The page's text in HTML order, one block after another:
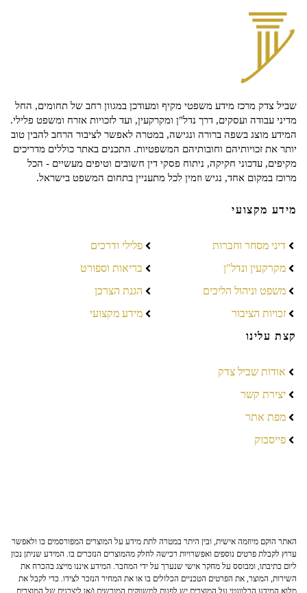
שביל צדק מרכז מידע משפטי מקיף ומעודכן במגוון רחב של תחומים, החל
מדיני עבודה ועסקים, דרך נדל"ן ומקרקעין, ועד לזכויות אזרח ומשפט פלילי.
המידע מוצג בשפה ברורה ונגישה, במטרה לאפשר לציבור הרחב להבין טוב
יותר את זכויותיהם וחובותיהם המשפטיות. התכנים באתר כוללים מדריכים
מקיפים, עדכוני חקיקה, ניתוח פסקי דין חשובים וטיפים מעשיים - הכל
מרוכז במקום אחד, נגיש וזמין לכל מתעניין בתחום המשפט בישראל.
מידע מקצועי
דיני מסחר וחברות
מקרקעין ונדל"ן
משפט וניהול הליכים
זכויות הציבור
פלילי ודרכים
בריאות וספורט
הגנת הצרכן
מידע מקצועי
קצת עלינו
אודות שביל צדק
יצירת קשר
מפת אתר
פייסבוק
האתר הוקם מיוזמה אישית, ובין היתר במטרה לתת מידע על המוצרים המפורסמים בו ולאפשר
ערוץ לקבלת פרטים נוספים ואפשרויות רכישה לחלק מהמוצרים הנזכרים בו. המידע שניתן נכון
ליום כתיבתו, ומבוסס על מחקר אישי שנערך על ידי המחבר. המידע איננו מייצג בהכרח את
השירות, המוצר, את הפרטים הטכניים הכלולים בו או את המחיר הנזכר לצידו. כדי לקבל את
מלוא המידע הרלוונטי על המוצרים יש לפנות למשווקים המורשים ו/או ליצרנים של המוצרים